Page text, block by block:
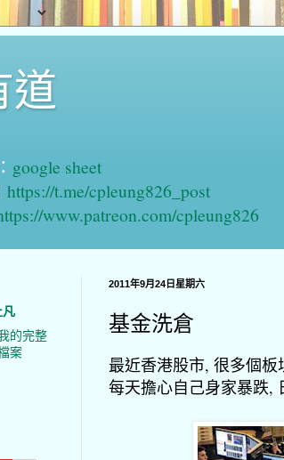
道
google sheet
https://t.me/cpleung826_post
www.patreon.com/cpleung826
2011年9月24日星期六
基金洗倉
最近香港股市, 很多個
每天擔心自己身家暴跌,
的完整
案